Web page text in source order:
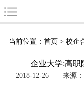
当前位置： 首页 > 校企
企业大学:高职
2018-12-26 来源